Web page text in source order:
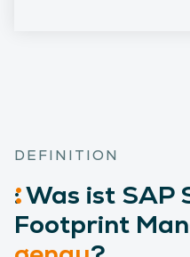
DEFINITION
:Was ist SAP
Footprint